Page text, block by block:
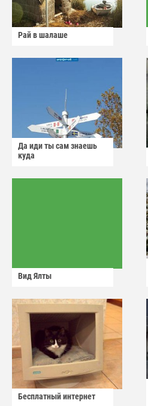
Рай в шалаше
Да иди ты сам знаешь
куда
Вид Ялты
Бесплатный интернет